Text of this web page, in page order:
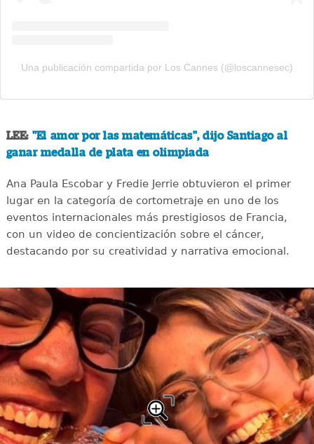
Una publicación compartida por Los Cannes (@loscannesec)
LEE: "El amor por las matemáticas", dijo Santiago al
ganar medalla de plata en olimpiada
Ana Paula Escobar y Fredie Jerrie obtuvieron el primer
lugar en la categoría de cortometraje en uno de los
eventos internacionales más prestigiosos de Francia,
con un video de concientización sobre el cáncer,
destacando por su creatividad y narrativa emocional.